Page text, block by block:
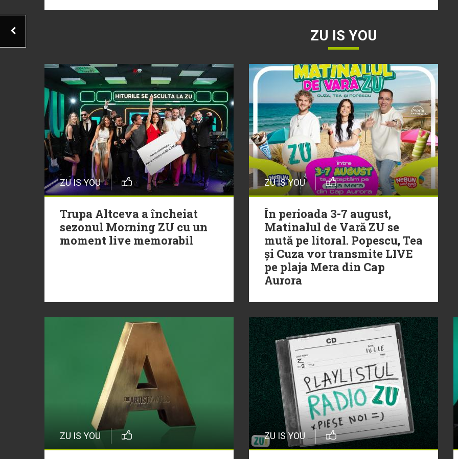
ZU IS YOU
ZU IS YOU
Trupa Altceva a încheiat
sezonul Morning ZU cu un
moment live memorabil
ZU IS YOU
În perioada 3-7 august,
Matinalul de Vară ZU se
mută pe litoral. Popescu, Tea
și Cuza vor transmite LIVE
pe plaja Mera din Cap
Aurora
ZU IS YOU ZU IS YOU